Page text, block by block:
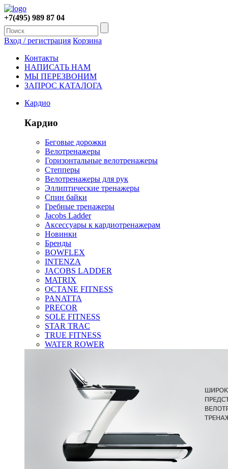
+7(495) 989 87 04
Вход / регистрация Корзина
Контакты
НАПИСАТЬ НАМ
МЫ ПЕРЕЗВОНИМ
ЗАПРОС КАТАЛОГА
Кардио
Кардио
Беговые дорожки
Велотренажеры
Горизонтальные велотренажеры
Степперы
Велотренажеры для рук
Эллиптические тренажеры
Спин байки
Гребные тренажеры
Jacobs Ladder
Аксессуары к кардиотренажерам
Новинки
Бренды
BOWFLEX
INTENZA
JACOBS LADDER
MATRIX
OCTANE FITNESS
PANATTA
PRECOR
SOLE FITNESS
STAR TRAC
TRUE FITNESS
WATER ROWER